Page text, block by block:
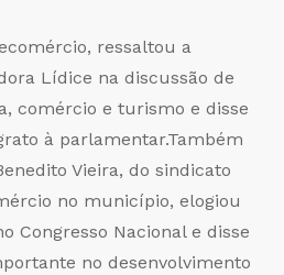
ressaltou a
Lídice na discussão de
comércio e turismo e disse
à parlamentar.Também
Vieira, do sindicato
no município, elogiou
Congresso Nacional e disse
no desenvolvimento